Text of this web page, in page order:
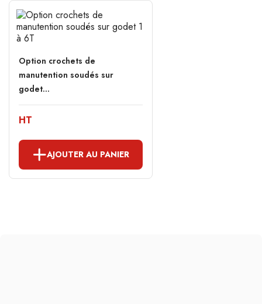
Option crochets de
manutention soudés sur
godet...
HT
AJOUTER AU PANIER